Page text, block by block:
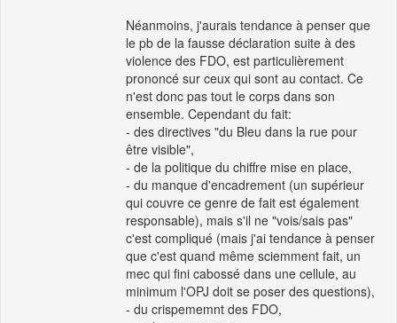
Néanmoins, j'aurais tendance à penser que
le pb de la fausse déclaration suite à des
violence des FDO, est particulièrement
prononcé sur ceux qui sont au contact. Ce
n'est donc pas tout le corps dans son
ensemble. Cependant du fait:
- des directives "du Bleu dans la rue pour
être visible",
- de la politique du chiffre mise en place,
- du manque d'encadrement (un supérieur
qui couvre ce genre de fait est également
responsable), mais s'il ne "vois/sais pas"
c'est compliqué (mais j'ai tendance à penser
que c'est quand même sciemment fait, un
mec qui fini cabossé dans une cellule, au
minimum l'OPJ doit se poser des questions),
- du crispememnt des FDO,